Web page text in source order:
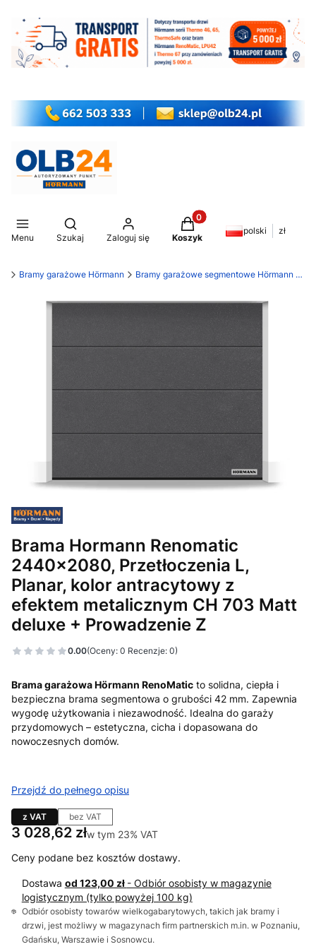
Menu
Otwórz wyszukiwarkę
Szukaj Zaloguj się
Produkty w koszyku: 0.
Koszyk
polski zł
Bramy garażowe Hörmann Bramy garażowe segmentowe Hörmann RenoMatic
Brama Hormann Renomatic
2440x2080, Przetłoczenia L,
Planar, kolor antracytowy z
efektem metalicznym CH 703 Matt
deluxe + Prowadzenie Z
0.00(Oceny: 0 Recenzje: 0)
Brama garażowa Hörmann RenoMatic to solidna, ciepła i
bezpieczna brama segmentowa o grubości 42 mm. Zapewnia
wygodę użytkowania i niezawodność. Idealna do garaży
przydomowych – estetyczna, cicha i dopasowana do
nowoczesnych domów.
Przejdź do pełnego opisu
z VAT bez VAT
Cena
3 028,62 złw tym 23% VAT
w tym 23% VAT
Ceny podane bez kosztów dostawy.
Dostawa od 123,00 zł - Odbiór osobisty w magazynie
logistycznym (tylko powyżej 100 kg)
Odbiór osobisty towarów wielkogabarytowych, takich jak bramy i
drzwi, jest możliwy w magazynach firm partnerskich m.in. w Poznaniu,
Gdańsku, Warszawie i Sosnowcu.